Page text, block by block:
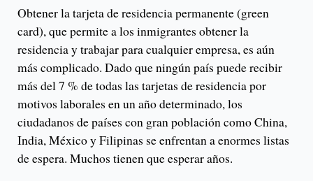
Obtener la tarjeta de residencia permanente (green
card), que permite a los inmigrantes obtener la
residencia y trabajar para cualquier empresa, es aún
más complicado. Dado que ningún país puede recibir
más del 7 % de todas las tarjetas de residencia por
motivos laborales en un año determinado, los
ciudadanos de países con gran población como China,
India, México y Filipinas se enfrentan a enormes listas
de espera. Muchos tienen que esperar años.